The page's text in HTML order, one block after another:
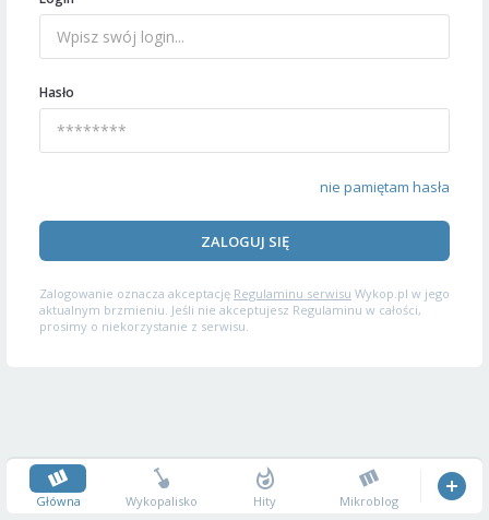
Hasło
nie pamiętam hasła
ZALOGUJ SIĘ
Zalogowanie oznacza akceptację Regulaminu serwisu Wykop.pl w jego
aktualnym brzmieniu. Jeśli nie akceptujesz Regulaminu w całości,
prosimy o niekorzystanie z serwisu.
Główna Wykopalisko Hity Mikroblog